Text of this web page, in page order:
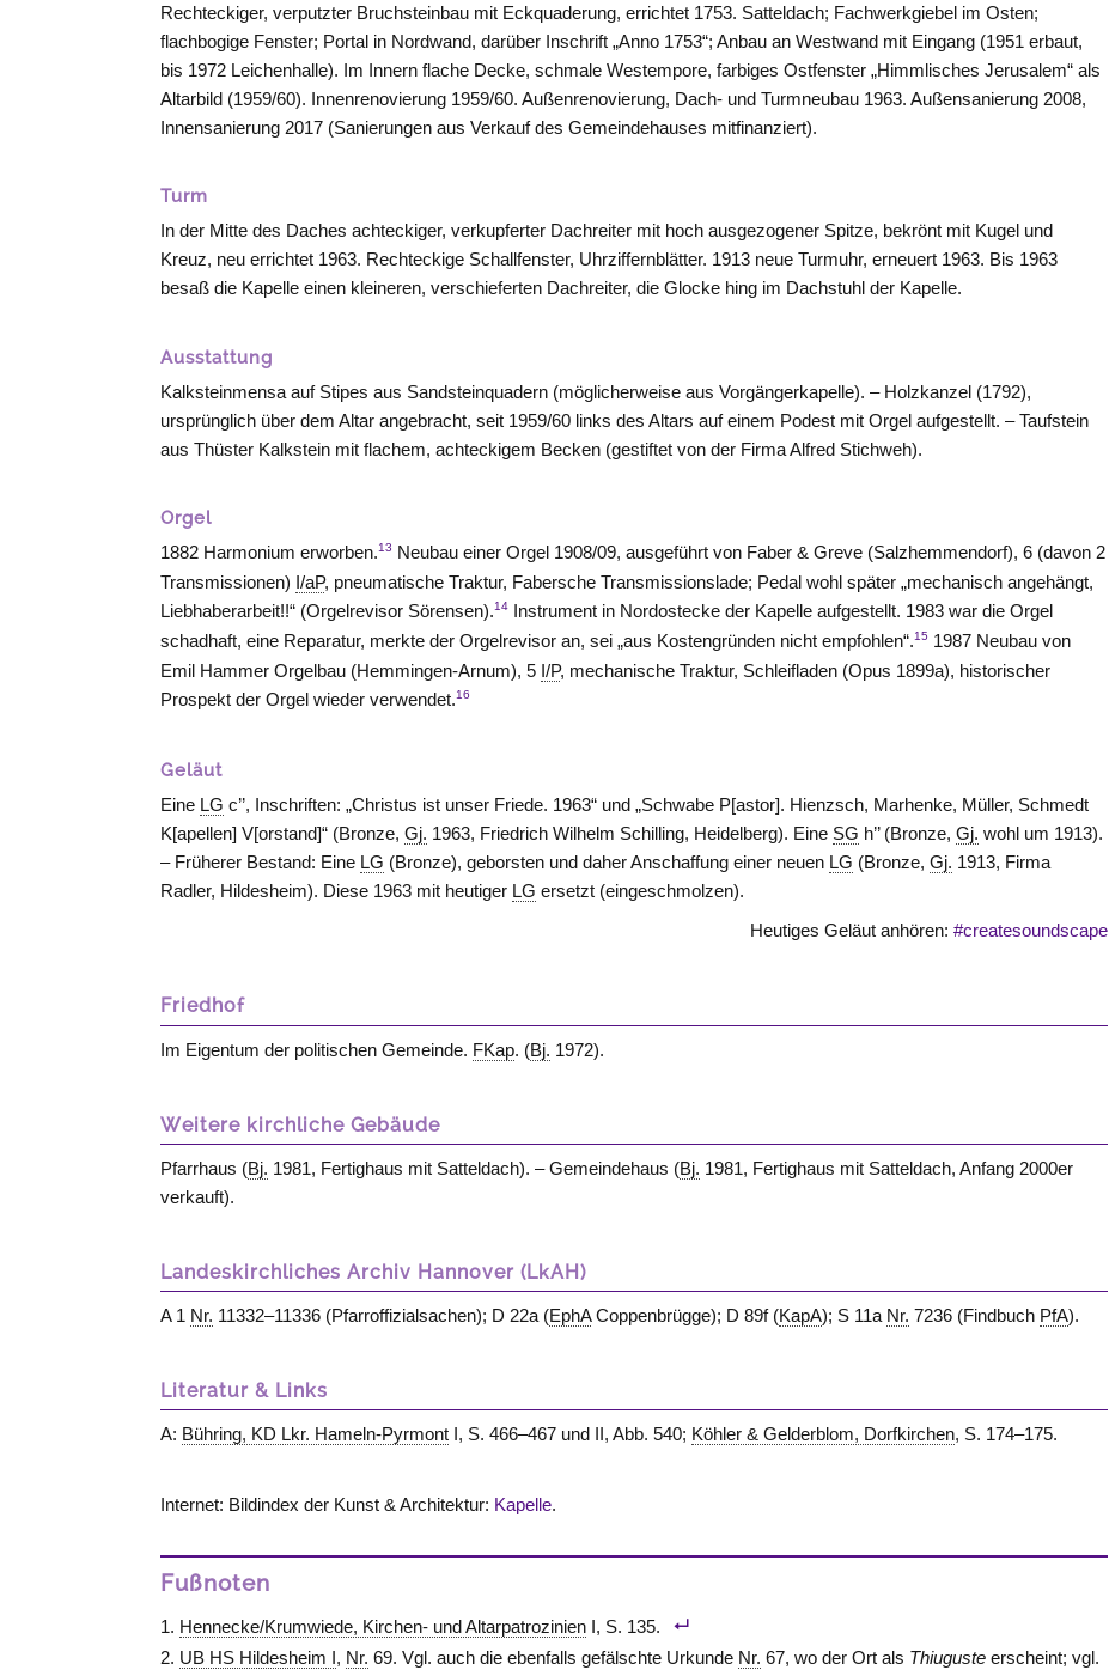
Rechteckiger, verputzter Bruchsteinbau mit Eckquaderung, errichtet 1753. Satteldach; Fachwerkgiebel im Osten;
flachbogige Fenster; Portal in Nordwand, darüber Inschrift „Anno 1753“; Anbau an Westwand mit Eingang (1951 erbaut,
bis 1972 Leichenhalle). Im Innern flache Decke, schmale Westempore, farbiges Ostfenster „Himmlisches Jerusalem“ als
Altarbild (1959/60). Innenrenovierung 1959/60. Außenrenovierung, Dach- und Turmneubau 1963. Außensanierung 2008,
Innensanierung 2017 (Sanierungen aus Verkauf des Gemeindehauses mitfinanziert).
Turm
In der Mitte des Daches achteckiger, verkupferter Dachreiter mit hoch ausgezogener Spitze, bekrönt mit Kugel und
Kreuz, neu errichtet 1963. Rechteckige Schallfenster, Uhrziffernblätter. 1913 neue Turmuhr, erneuert 1963. Bis 1963
besaß die Kapelle einen kleineren, verschieferten Dachreiter, die Glocke hing im Dachstuhl der Kapelle.
Ausstattung
Kalksteinmensa auf Stipes aus Sandsteinquadern (möglicherweise aus Vorgängerkapelle). – Holzkanzel (1792),
ursprünglich über dem Altar angebracht, seit 1959/60 links des Altars auf einem Podest mit Orgel aufgestellt. – Taufstein
aus Thüster Kalkstein mit flachem, achteckigem Becken (gestiftet von der Firma Alfred Stichweh).
Orgel
1882 Harmonium erworben.13 Neubau einer Orgel 1908/09, ausgeführt von Faber & Greve (Salzhemmendorf), 6 (davon 2
Transmissionen) I/aP, pneumatische Traktur, Fabersche Transmissionslade; Pedal wohl später „mechanisch angehängt,
Liebhaberarbeit!!“ (Orgelrevisor Sörensen).14 Instrument in Nordostecke der Kapelle aufgestellt. 1983 war die Orgel
schadhaft, eine Reparatur, merkte der Orgelrevisor an, sei „aus Kostengründen nicht empfohlen“.15 1987 Neubau von
Emil Hammer Orgelbau (Hemmingen-Arnum), 5 I/P, mechanische Traktur, Schleifladen (Opus 1899a), historischer
Prospekt der Orgel wieder verwendet.16
Geläut
Eine LG c’’, Inschriften: „Christus ist unser Friede. 1963“ und „Schwabe P[astor]. Hienzsch, Marhenke, Müller, Schmedt
K[apellen] V[orstand]“ (Bronze,Gj. 1963, Friedrich Wilhelm Schilling, Heidelberg). Eine SG h’’ (Bronze,Gj. wohl um 1913).
– Früherer Bestand: Eine LG (Bronze), geborsten und daher Anschaffung einer neuen LG (Bronze,Gj. 1913, Firma
Radler, Hildesheim). Diese 1963 mit heutiger LG ersetzt (eingeschmolzen).
Heutiges Geläut anhören:#createsoundscape
Friedhof
Im Eigentum der politischen Gemeinde. FKap. (Bj. 1972).
Weitere kirchliche Gebäude
Pfarrhaus (Bj. 1981, Fertighaus mit Satteldach). – Gemeindehaus (Bj. 1981, Fertighaus mit Satteldach, Anfang 2000er
verkauft).
Landeskirchliches Archiv Hannover (LkAH)
A 1 Nr. 11332–11336 (Pfarroffizialsachen); D 22a (EphA Coppenbrügge); D 89f (KapA); S 11a Nr. 7236 (Findbuch PfA).
Literatur & Links
A: Bühring, KD Lkr. Hameln-Pyrmont I, S. 466–467 und II, Abb. 540; Köhler & Gelderblom, Dorfkirchen, S. 174–175.
Internet: Bildindex der Kunst & Architektur: Kapelle.
Fußnoten
Hennecke/Krumwiede, Kirchen- und Altarpatrozinien I, S. 135.
UB HS Hildesheim I, Nr. 69. Vgl. auch die ebenfalls gefälschte Urkunde Nr. 67, wo der Ort als Thiuguste erscheint; vgl.